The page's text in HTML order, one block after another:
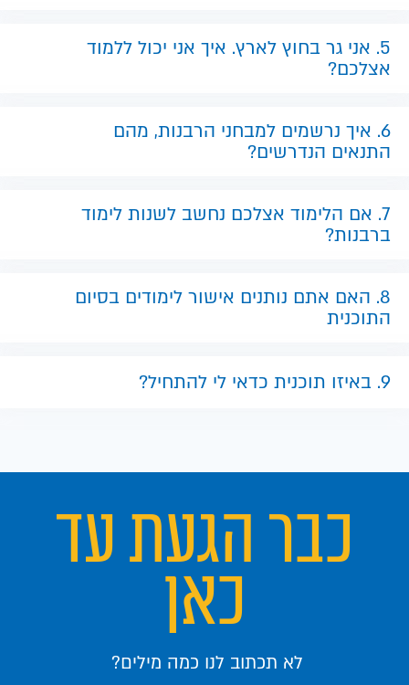
5. אני גר בחוץ לארץ. איך אני יכול ללמוד
אצלכם?
6. איך נרשמים למבחני הרבנות, מהם
התנאים הנדרשים?
7. אם הלימוד אצלכם נחשב לשנות לימוד
ברבנות?
8. האם אתם נותנים אישור לימודים בסיום
התוכנית
9. באיזו תוכנית כדאי לי להתחיל?
כבר הגעת עד
כאן
לא תכתוב לנו כמה מילים?